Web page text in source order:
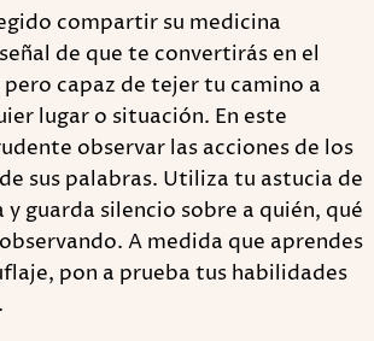
compartir su medicina
de que te convertirás en el
capaz de tejer tu camino a
lugar o situación. En este
observar las acciones de los
sus palabras. Utiliza tu astucia de
guarda silencio sobre a quién, qué
A medida que aprendes
pon a prueba tus habilidades